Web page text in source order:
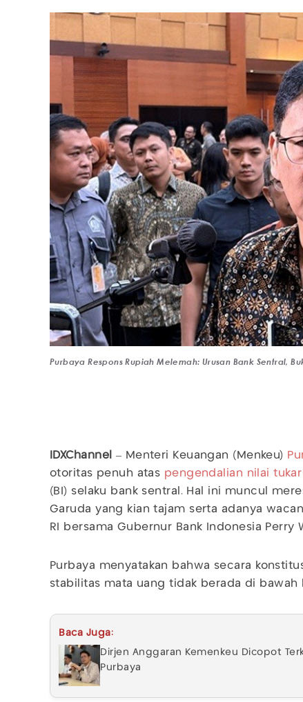
Purbaya Respons Rupiah Melemah: Urusan Bank Sentral,
IDXChannel – Menteri Keuangan (Menkeu)
otoritas penuh atas pengendalian nilai tukar
(BI) selaku bank sentral. Hal ini muncul
Garuda yang kian tajam serta adanya
RI bersama Gubernur Bank Indonesia Perry
Purbaya menyatakan bahwa secara
stabilitas mata uang tidak berada di
Baca Juga:
Dirjen Anggaran Kemenkeu Dicopot
Purbaya